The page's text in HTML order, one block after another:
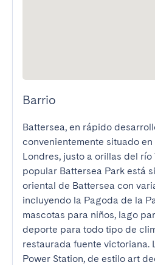
Barrio
Battersea, en rápido
convenientemente situado
Londres, justo a orillas del río
popular Battersea Park está
oriental de Battersea con
incluyendo la Pagoda de la
mascotas para niños, lago
deporte para todo tipo de
restaurada fuente victoriana.
Power Station, de estilo art